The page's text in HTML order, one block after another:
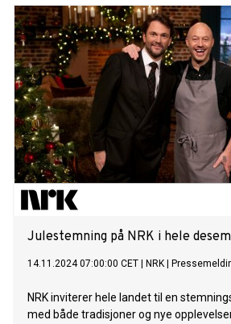
Julestemning på NRK i hele
14.11.2024 07:00:00 CET NRK
NRK inviterer hele landet til en
med både tradisjoner og nye